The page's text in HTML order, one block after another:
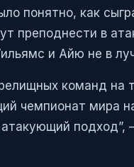
понятно, как
преподнести в
и Айю не в
команд на
чемпионат мира
подход”,